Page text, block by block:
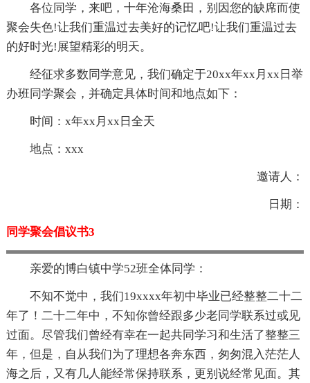
各位同学，来吧，十年沧海桑田，别因您的缺席而使
聚会失色!让我们重温过去美好的记忆吧!让我们重温过去
的好时光!展望精彩的明天。
经征求多数同学意见，我们确定于20xx年xx月xx日举
办班同学聚会，并确定具体时间和地点如下：
时间：x年xx月xx日全天
地点：xxx
邀请人：
日期：
同学聚会倡议书3
亲爱的博白镇中学52班全体同学：
不知不觉中，我们19xxxx年初中毕业已经整整二十二
年了！二十二年中，不知你曾经跟多少老同学联系过或见
过面。尽管我们曾经有幸在一起共同学习和生活了整整三
年，但是，自从我们为了理想各奔东西，匆匆混入茫茫人
海之后，又有几人能经常保持联系，更别说经常见面。其